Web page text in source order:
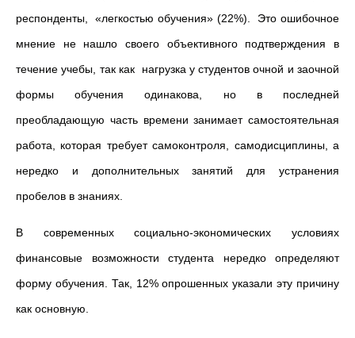
респонденты, «легкостью обучения» (22%). Это ошибочное
мнение не нашло своего объективного подтверждения в
течение учебы, так как нагрузка у студентов очной и заочной
формы обучения одинакова, но в последней
преобладающую часть времени занимает самостоятельная
работа, которая требует самоконтроля, самодисциплины, а
нередко и дополнительных занятий для устранения
пробелов в знаниях.
В современных социально-экономических условиях
финансовые возможности студента нередко определяют
форму обучения. Так, 12% опрошенных указали эту причину
как основную.